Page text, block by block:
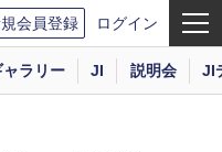
会員登録 ログイン
ラリー JI 説明会 JI